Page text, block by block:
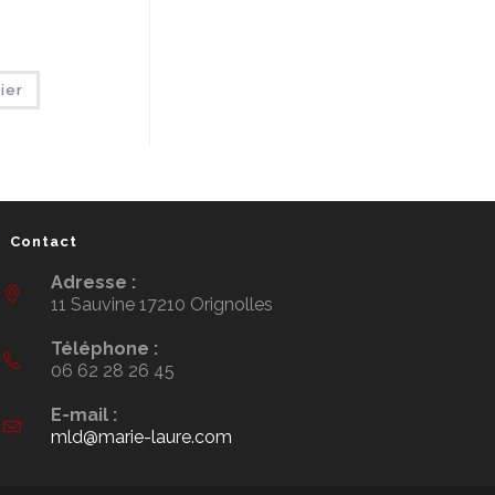
Contact
Adresse :
11 Sauvine 17210 Orignolles
Téléphone :
06 62 28 26 45
E-mail :
mld@marie-laure.comS’ouvre